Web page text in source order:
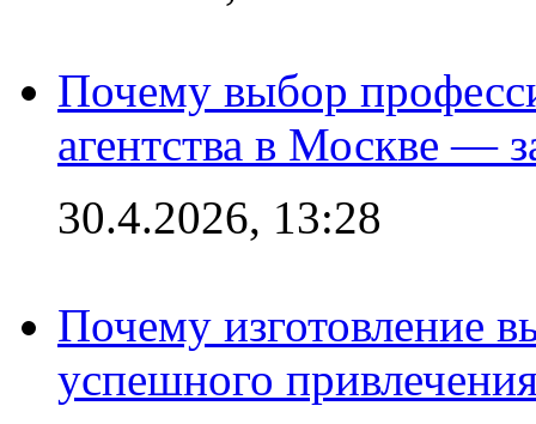
Почему выбор
агентства в Москве —
30.4.2026, 13:28
Почему изготовление
успешного